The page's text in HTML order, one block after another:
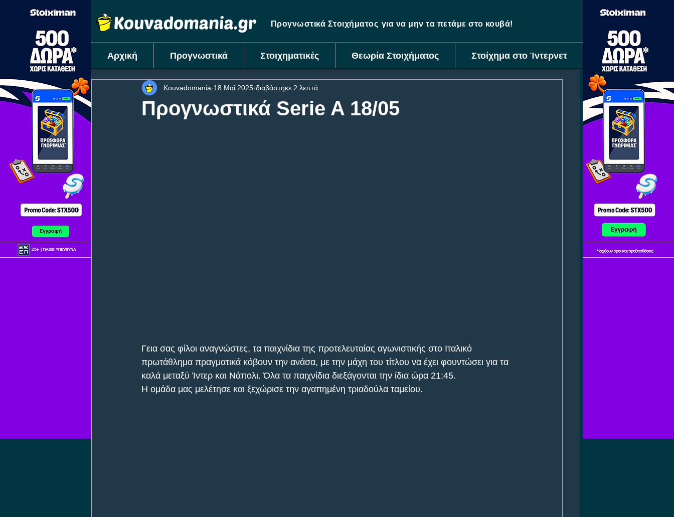
Προγνωστικά Στοιχήματος για να μην τα πετάμε στο κουβά!
Αρχική Προγνωστικά Στοιχηματικές Θεωρία Στοιχήματος Στοίχημα στο Ίντερνετ
Προγνωστικά Serie A 18/05
Kouvadomania 18 Μαΐ 2025 διαβάστηκε 2 λεπτά
Γεια σας φίλοι αναγνώστες, τα παιχνίδια της προτελευταίας αγωνιστικής στο Ιταλικό
πρωτάθλημα πραγματικά κόβουν την ανάσα, με την μάχη του τίτλου να έχει φουντώσει για τα
καλά μεταξύ Ίντερ και Νάπολι. Όλα τα παιχνίδια διεξάγονται την ίδια ώρα 21:45.
Η ομάδα μας μελέτησε και ξεχώρισε την αγαπημένη τριαδούλα ταμείου.